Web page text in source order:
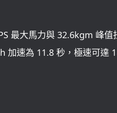
最大馬力與 32.6kgm 峰值
加速為 11.8 秒，極速可達